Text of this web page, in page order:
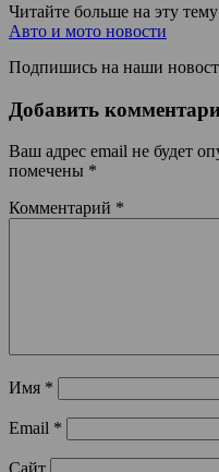
Читайте больше на эту
Авто и мото новости
Подпишись на наши
Добавить
Ваш адрес email не будет
помечены *
Комментарий *
Имя *
Email *